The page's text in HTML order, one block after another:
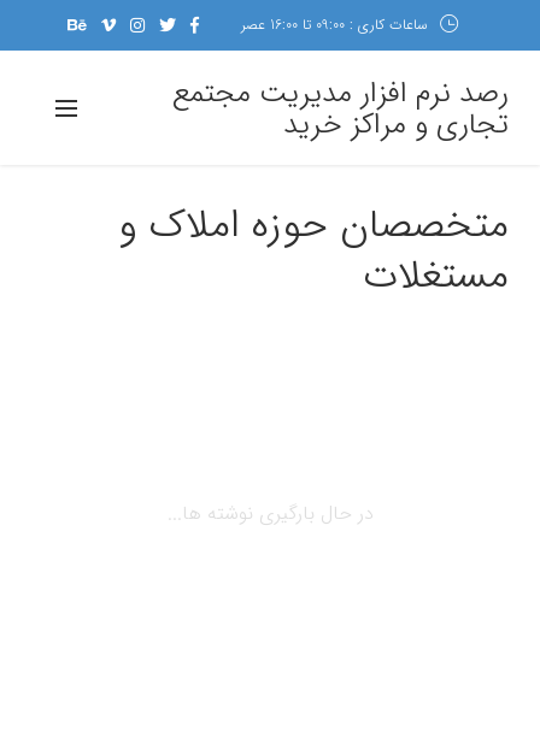
ساعات کاری : 09:00 تا 16:00 عصر
رصد نرم افزار مدیریت مجتمع
تجاری و مراکز خرید
متخصصان حوزه املاک و
مستغلات
در حال بارگیری نوشته ها...